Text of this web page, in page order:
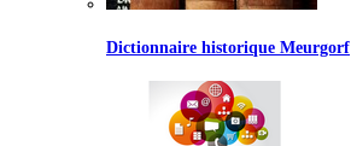
Dictionnaire historique Meurgorf